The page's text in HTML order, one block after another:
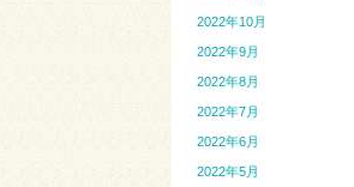
2022年10月
2022年9月
2022年8月
2022年7月
2022年6月
2022年5月